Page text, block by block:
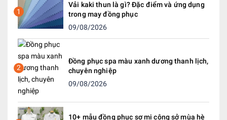
1
Vải kaki thun là gì? Đặc điểm và ứng dụng
trong may đồng phục
09/08/2026
2
Đồng phục spa màu xanh dương thanh lịch,
chuyên nghiệp
09/08/2026
10+ mẫu đồng phục sơ mi công sở mùa hè